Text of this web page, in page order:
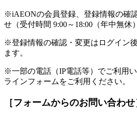
※iAEONの会員登録、登録情報の確
せ（受付時間 9:00～18:00（年中無休
※登録情報の確認・変更はログイン
ます。
※一部の電話（IP電話等）でご利用
ラインフォームをご利用ください。
［フォームからのお問い合わせ